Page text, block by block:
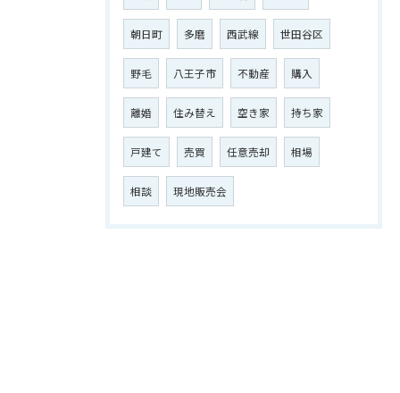
朝日町 多磨 西武線 世田谷区
野毛 八王子市 不動産 購入
離婚 住み替え 空き家 持ち家
戸建て 売買 任意売却 相場
相談 現地販売会